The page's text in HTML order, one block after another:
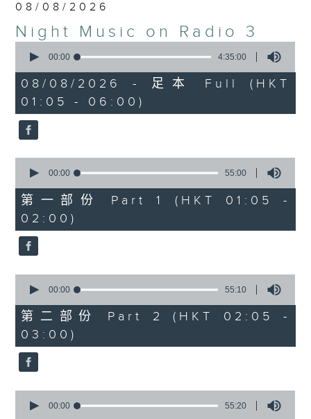
Seven days a week from 1.05am...
08/08/2026
Night Music on Radio 3
seconds
4
hours,
35
minutes,
0
seconds
00:00 4:35:00
08/08/2026 - 足本 Full (HKT
01:05 - 06:00)
seconds
55
minutes,
0
seconds
00:00 55:00
第一部份 Part 1 (HKT 01:05 -
02:00)
seconds
55
minutes,
10
seconds
00:00 55:10
第二部份 Part 2 (HKT 02:05 -
03:00)
seconds
00:00 55:20